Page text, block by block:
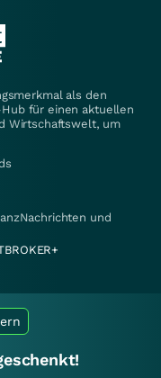
als den
für einen aktuellen
Wirtschaftswelt, um
und